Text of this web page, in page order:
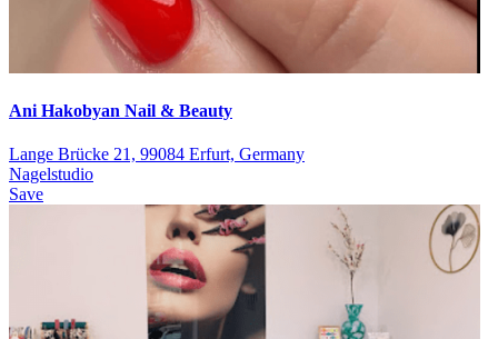
Ani Hakobyan Nail & Beauty
Lange Brücke 21, 99084 Erfurt, Germany
Nagelstudio
Save